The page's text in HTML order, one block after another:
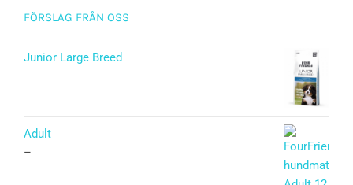
FÖRSLAG FRÅN OSS
Junior Large Breed
Adult
–